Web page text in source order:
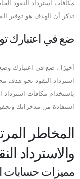
مكافآت استرداد النقود
تذكر أن الهدف هو توفير
ضع في اعتبارك
أخيرًا ، ضع في اعتبارك
استرداد النقود نحو هدف
باستخدام مكافآت
استفادة من مدخراتك
المخاطر
والاسترداد
مميزات حسابات